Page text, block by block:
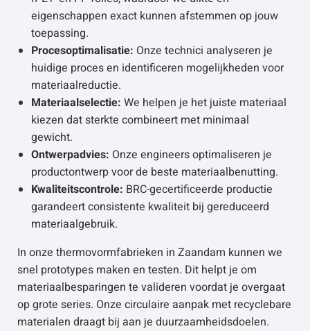
eigenschappen exact kunnen afstemmen op jouw
toepassing.
Procesoptimalisatie: Onze technici analyseren je
huidige proces en identificeren mogelijkheden voor
materiaalreductie.
Materiaalselectie: We helpen je het juiste materiaal
kiezen dat sterkte combineert met minimaal
gewicht.
Ontwerpadvies: Onze engineers optimaliseren je
productontwerp voor de beste materiaalbenutting.
Kwaliteitscontrole: BRC-gecertificeerde productie
garandeert consistente kwaliteit bij gereduceerd
materiaalgebruik.
In onze thermovormfabrieken in Zaandam kunnen we
snel prototypes maken en testen. Dit helpt je om
materiaalbesparingen te valideren voordat je overgaat
op grote series. Onze circulaire aanpak met recyclebare
materialen draagt bij aan je duurzaamheidsdoelen.